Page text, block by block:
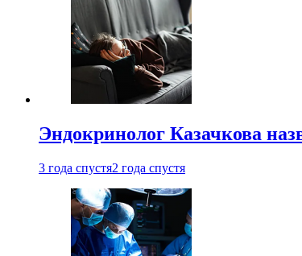
Эндокринолог Казачкова
3 года спустя2 года спустя